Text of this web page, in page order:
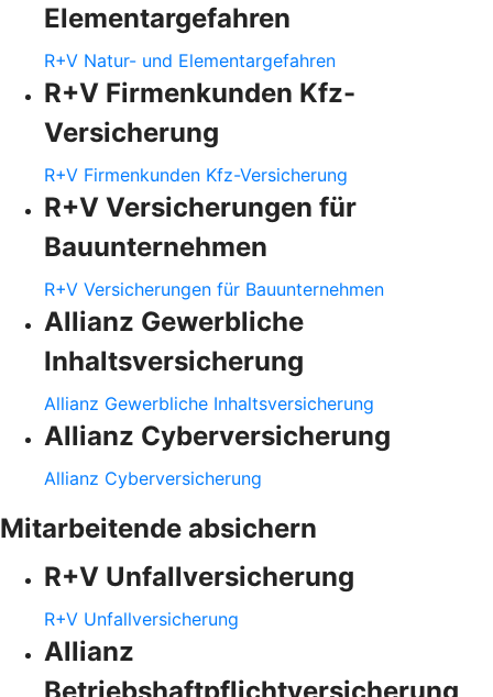
Elementargefahren
R+V Natur- und Elementargefahren
R+V Firmenkunden Kfz-
Versicherung
R+V Firmenkunden Kfz-Versicherung
R+V Versicherungen für
Bauunternehmen
R+V Versicherungen für Bauunternehmen
Allianz Gewerbliche
Inhaltsversicherung
Allianz Gewerbliche Inhaltsversicherung
Allianz Cyberversicherung
Allianz Cyberversicherung
Mitarbeitende absichern
R+V Unfallversicherung
R+V Unfallversicherung
Allianz
Betriebshaftpflichtversicherung